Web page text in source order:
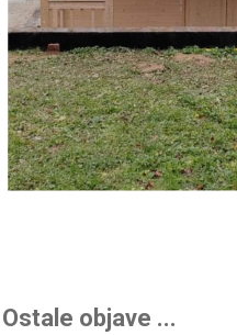
Ostale objave ...